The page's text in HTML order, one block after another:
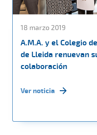
18 marzo 2019
A.M.A. y el Colegio
de Lleida renuevan
colaboración
Ver noticia